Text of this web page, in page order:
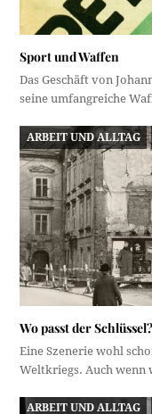
Sport und Waffen
Das Geschäft von
seine umfangreiche
ARBEIT UND ALLTAG
Wo passt der Schlüssel?
Eine Szenerie wohl
Weltkriegs. Auch wenn
ARBEIT UND ALLTAG